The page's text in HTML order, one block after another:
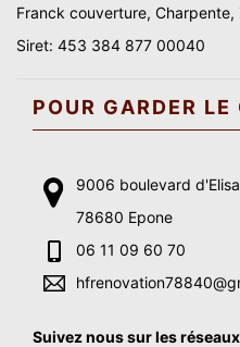
Franck couverture,
Siret: 453 384 877 00040
POUR GARDER LE
9006 boulevard
78680 Epone
06 11 09 60 70
Suivez nous sur les réseaux